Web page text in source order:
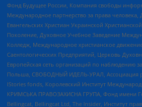
Фонд Будущее России, Компания свободы
Международное партнерство за права
Евангельских Христиан Украинской
Поколение, Духовное Учебное Заведение
Колледж, Международное христианское
Саентологических Предприятий, Церковь
Европейская сеть организаций по наблюдению
Польша, СВОБОДНЫЙ ИДЕЛЬ-УРАЛ, Ассоциация
IStories fonds, Королевский Институт
КРИМСЬКА ПРАВОЗАХИСНА ГРУПА, Фонд имени
Bellingcat, Bellingcat Ltd, The Insider, Институт